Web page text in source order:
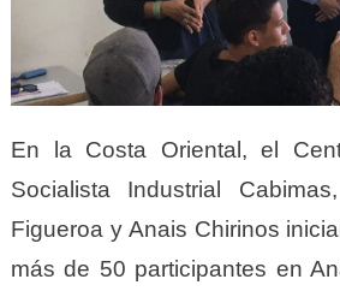
En la Costa Oriental, el
Socialista Industrial
Figueroa y Anais Chirinos
más de 50 participantes en